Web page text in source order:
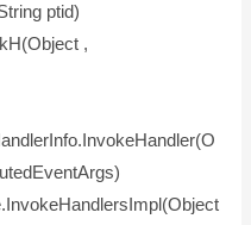
ptid)
,